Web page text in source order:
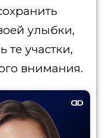
улыбки,
те участки,
внимания.